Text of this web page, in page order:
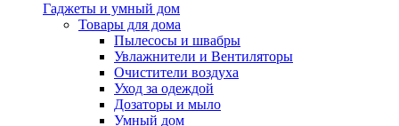
Гаджеты и умный дом
Товары для дома
Пылесосы и швабры
Увлажнители и Вентиляторы
Очистители воздуха
Уход за одеждой
Дозаторы и мыло
Умный дом